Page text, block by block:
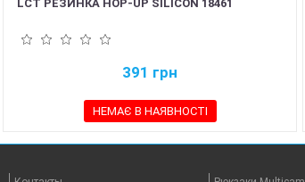
LCT РЕЗИНКА HOP-UP SILICON 18461
391 грн
НЕМАЄ В НАЯВНОСТІ